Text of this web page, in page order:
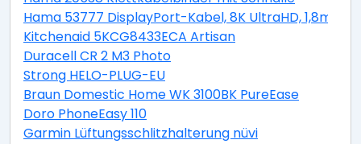
Hama 53777 DisplayPort-Kabel, 8K UltraHD, 1,8m
Kitchenaid 5KCG8433ECA Artisan
Duracell CR 2 M3 Photo
Strong HELO-PLUG-EU
Braun Domestic Home WK 3100BK PureEase
Doro PhoneEasy 110
Garmin Lüftungsschlitzhalterung nüvi